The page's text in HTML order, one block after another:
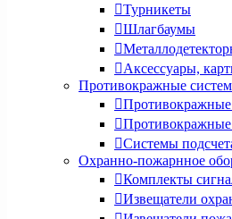
Турникеты
Шлагбаумы
Аксессуары,
Противокражные
Противокражные
Системы
Охранно-пожарнное
Комплекты
Извещатели